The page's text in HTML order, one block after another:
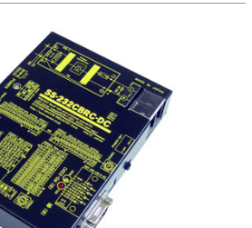
各種ダウンロード
お客様サポート
会社情報
お問い合わせ